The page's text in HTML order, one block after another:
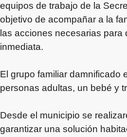
equipos de trabajo de la
objetivo de acompañar a la
las acciones necesarias para
inmediata.
El grupo familiar damnificado
personas adultas, un bebé y
Desde el municipio se
garantizar una solución